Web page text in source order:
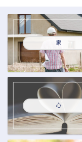
家
心